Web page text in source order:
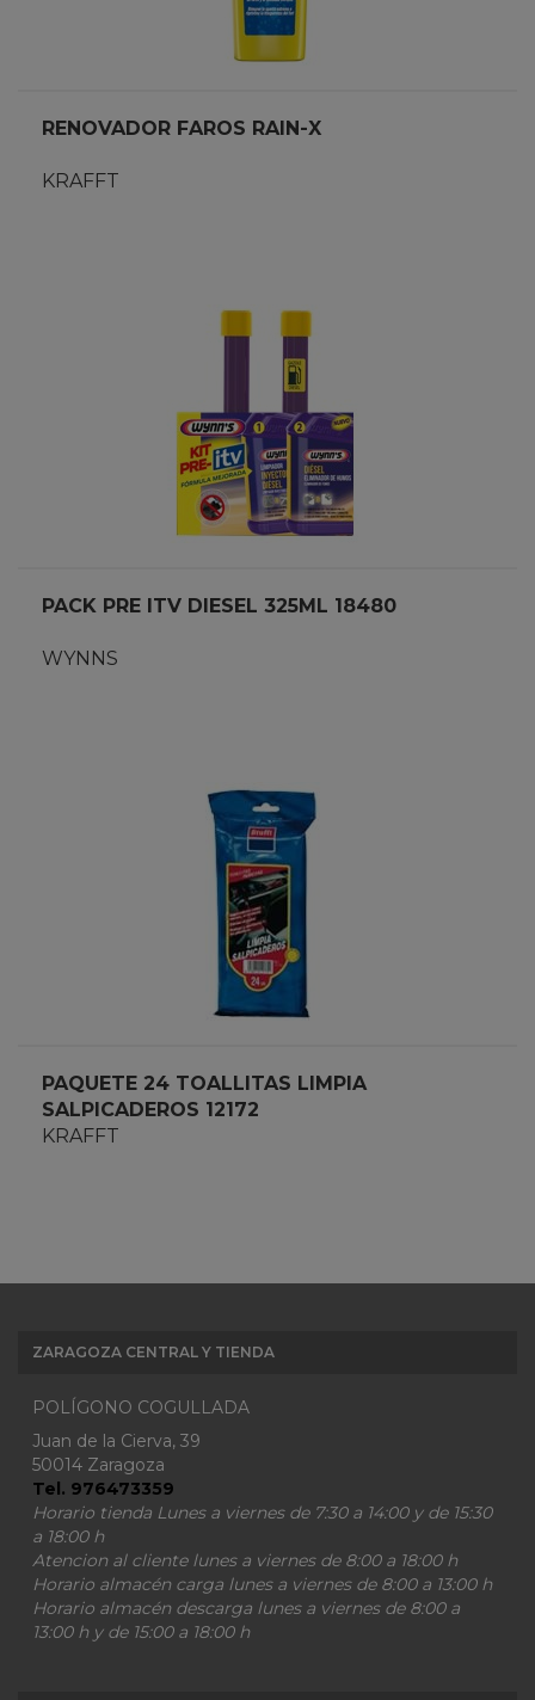
RENOVADOR FAROS RAIN-X
KRAFFT
PACK PRE ITV DIESEL 325ML 18480
WYNNS
PAQUETE 24 TOALLITAS LIMPIA
SALPICADEROS 12172
KRAFFT
ZARAGOZA CENTRAL Y TIENDA
POLÍGONO COGULLADA
Juan de la Cierva, 39
50014 Zaragoza
Tel. 976473359
Horario tienda Lunes a viernes de 7:30 a 14:00 y de 15:30
a 18:00 h
Atencion al cliente lunes a viernes de 8:00 a 18:00 h
Horario almacén carga lunes a viernes de 8:00 a 13:00 h
Horario almacén descarga lunes a viernes de 8:00 a
13:00 h y de 15:00 a 18:00 h